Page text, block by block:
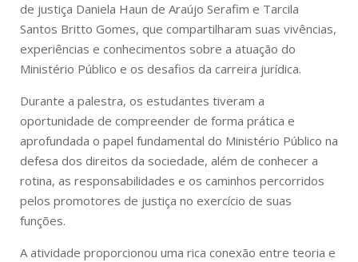
de justiça Daniela Haun de Araújo Serafim e Tarcila
Santos Britto Gomes, que compartilharam suas vivências,
experiências e conhecimentos sobre a atuação do
Ministério Público e os desafios da carreira jurídica.
Durante a palestra, os estudantes tiveram a
oportunidade de compreender de forma prática e
aprofundada o papel fundamental do Ministério Público na
defesa dos direitos da sociedade, além de conhecer a
rotina, as responsabilidades e os caminhos percorridos
pelos promotores de justiça no exercício de suas
funções.
A atividade proporcionou uma rica conexão entre teoria e